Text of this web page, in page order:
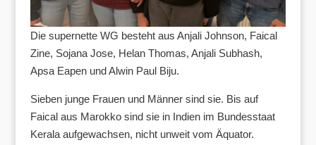
Die supernette WG besteht aus Anjali Johnson, Faical
Zine, Sojana Jose, Helan Thomas, Anjali Subhash,
Apsa Eapen und Alwin Paul Biju.
Sieben junge Frauen und Männer sind sie. Bis auf
Faical aus Marokko sind sie in Indien im Bundesstaat
Kerala aufgewachsen, nicht unweit vom Äquator.